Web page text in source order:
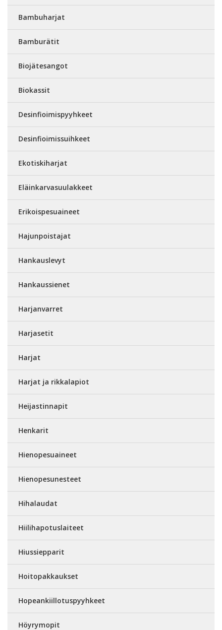
Bambuharjat
Bamburätit
Biojätesangot
Biokassit
Desinfioimispyyhkeet
Desinfioimissuihkeet
Ekotiskiharjat
Eläinkarvasuulakkeet
Erikoispesuaineet
Hajunpoistajat
Hankauslevyt
Hankaussienet
Harjanvarret
Harjasetit
Harjat
Harjat ja rikkalapiot
Heijastinnapit
Henkarit
Hienopesuaineet
Hienopesunesteet
Hihalaudat
Hiilihapotuslaiteet
Hiussiepparit
Hoitopakkaukset
Hopeankiillotuspyyhkeet
Höyrymopit